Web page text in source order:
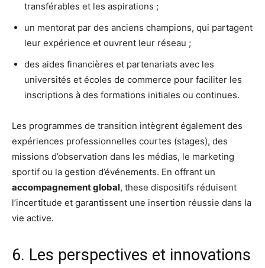
transférables et les aspirations ;
un mentorat par des anciens champions, qui partagent
leur expérience et ouvrent leur réseau ;
des aides financières et partenariats avec les
universités et écoles de commerce pour faciliter les
inscriptions à des formations initiales ou continues.
Les programmes de transition intègrent également des
expériences professionnelles courtes (stages), des
missions d’observation dans les médias, le marketing
sportif ou la gestion d’événements. En offrant un
accompagnement global, these dispositifs réduisent
l’incertitude et garantissent une insertion réussie dans la
vie active.
6. Les perspectives et innovations